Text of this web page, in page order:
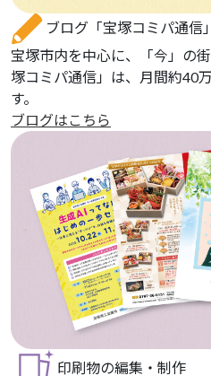
ブログ「宝塚コミパ通信」
宝塚市内を中心に、「今」の
塚コミパ通信」は、月間約40
す。
ブログはこちら
印刷物の編集・制作